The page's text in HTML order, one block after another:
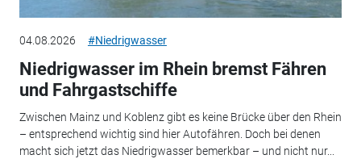
04.08.2026 #Niedrigwasser
Niedrigwasser im Rhein bremst Fähren
und Fahrgastschiffe
Zwischen Mainz und Koblenz gibt es keine Brücke über den Rhein
– entsprechend wichtig sind hier Autofähren. Doch bei denen
macht sich jetzt das Niedrigwasser bemerkbar – und nicht nur...